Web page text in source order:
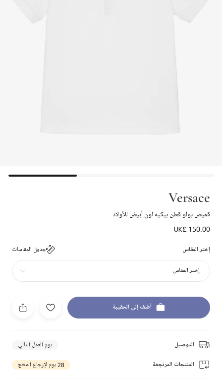
Versace
قميص بولو قطن بيكيه لون أبيض للأولاد
UK£ 150.00
إختر المقاس جدول المقاسات
إختر المقاس
أضف إلى الحقيبة
التوصيل يوم العمل التالي
المنتجات المرتجعة 28 يوم لإرجاع المنتج